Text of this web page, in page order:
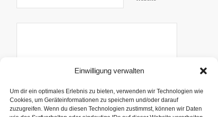
Einwilligung verwalten
Um dir ein optimales Erlebnis zu bieten, verwenden wir Technologien wie
Cookies, um Geräteinformationen zu speichern und/oder darauf
zuzugreifen. Wenn du diesen Technologien zustimmst, können wir Daten